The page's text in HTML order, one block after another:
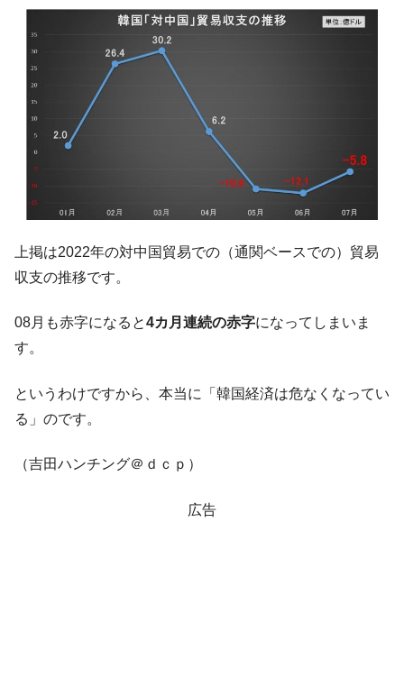
日本人マスターズ挑戦の歴史。松山以前に最高位
Fact1
甲子園通算本塁打、最多の清原に次いで多く打っ
ている意外な選手とは？
Fact1 セレクトセールの高額取引馬が稼いだ金額とは？
上掲は2022年の対中国貿易での（通関ベースでの）貿易
収支の推移です。
08月も赤字になると4カ月連続の赤字になってしまいま
す。
というわけですから、本当に「韓国経済は危なくなってい
る」のです。
（吉田ハンチング＠ｄｃｐ）
広告